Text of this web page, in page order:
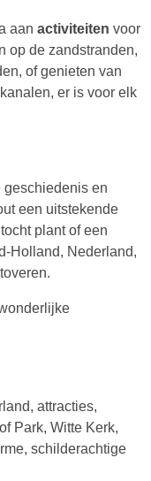
aan activiteiten voor
op de zandstranden,
of genieten van
er is voor elk
geschiedenis en
een uitstekende
plant of een
Holland, Nederland,
attracties,
Park, Witte Kerk,
schilderachtige